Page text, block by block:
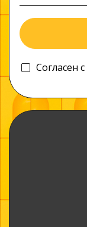
Согласен c